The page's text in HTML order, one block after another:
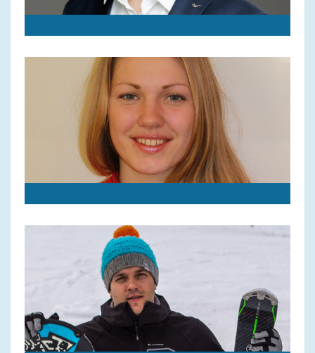
Certificate of National Russian League of
Instructors, level C.